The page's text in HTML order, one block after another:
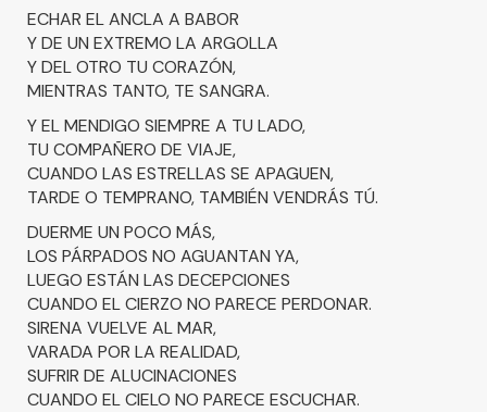
ECHAR EL ANCLA A BABOR
Y DE UN EXTREMO LA ARGOLLA
Y DEL OTRO TU CORAZÓN,
MIENTRAS TANTO, TE SANGRA.
Y EL MENDIGO SIEMPRE A TU LADO,
TU COMPAÑERO DE VIAJE,
CUANDO LAS ESTRELLAS SE APAGUEN,
TARDE O TEMPRANO, TAMBIÉN VENDRÁS TÚ.
DUERME UN POCO MÁS,
LOS PÁRPADOS NO AGUANTAN YA,
LUEGO ESTÁN LAS DECEPCIONES
CUANDO EL CIERZO NO PARECE PERDONAR.
SIRENA VUELVE AL MAR,
VARADA POR LA REALIDAD,
SUFRIR DE ALUCINACIONES
CUANDO EL CIELO NO PARECE ESCUCHAR.